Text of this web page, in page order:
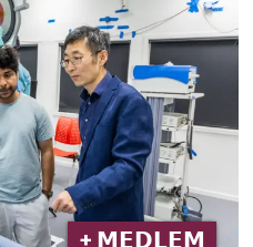
+ 𝗠𝗘𝗗𝗟𝗘𝗠